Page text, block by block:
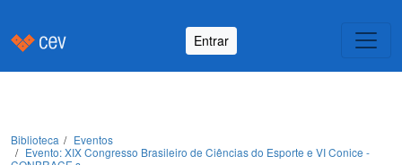
Entrar
Biblioteca
Eventos
Evento: XIX Congresso Brasileiro de Ciências do Esporte e VI Conice -